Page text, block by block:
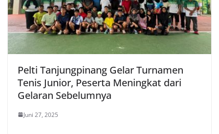
Pelti Tanjungpinang Gelar Turnamen
Tenis Junior, Peserta Meningkat dari
Gelaran Sebelumnya
Juni 27, 2025